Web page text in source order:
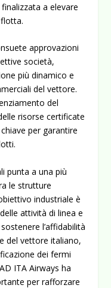
a elevare
approvazioni
società,
più dinamico e
del vettore.
del
risorse certificate
per garantire
punta a una più
le strutture
industriale è
attività di linea e
l’affidabilità
del vettore italiano,
dei fermi
ITA Airways ha
per rafforzare